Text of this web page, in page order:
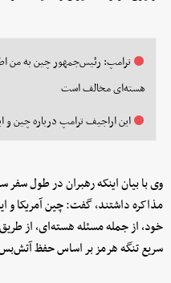
ترامپ: رئیس‌جمهور چین به من
هسته‌ای مخالف است
این اراجیف ترامپ درباره چین و
وی با بیان اینکه رهبران در طول
مذاکره داشتند، گفت: چین آمریکا و
خود، از جمله مسئله هسته‌ای، از
سریع تنگه هرمز بر اساس حفظ